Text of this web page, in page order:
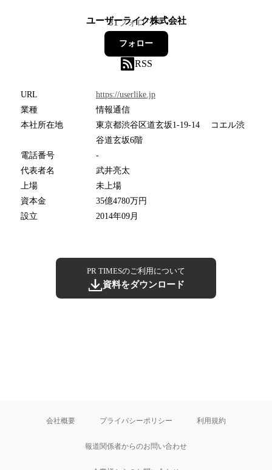
ユーザーライク株式会社
81フォロワー
フォロー
RSS
URL
https://userlike.jp
業種
情報通信
本社所在地
東京都渋谷区道玄坂1-19-14 コエル渋
谷道玄坂6階
電話番号
-
代表者名
武井亮太
上場
未上場
資本金
35億4780万円
設立
2014年09月
PR TIMESのご利用について
資料をダウンロード
会社概要 プライバシーポリシー 利用規約
報道関係者からのお問い合わせ